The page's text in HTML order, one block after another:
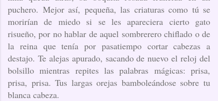
puchero. Mejor así, pequeña, las criaturas como tú se
morirían de miedo si se les apareciera cierto gato
risueño, por no hablar de aquel sombrerero chiflado o de
la reina que tenía por pasatiempo cortar cabezas a
destajo. Te alejas apurado, sacando de nuevo el reloj del
bolsillo mientras repites las palabras mágicas: prisa,
prisa, prisa. Tus largas orejas bamboleándose sobre tu
blanca cabeza.